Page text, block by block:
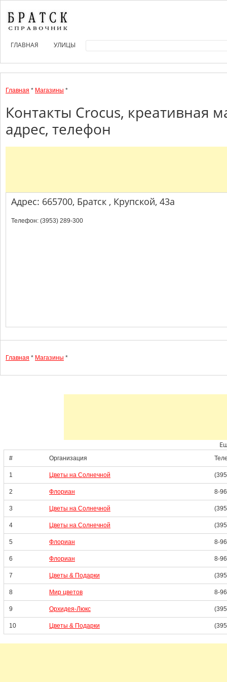
ГЛАВНАЯ УЛИЦЫ
Главная * Магазины *
Контакты Crocus, креативная
адрес, телефон
Адрес: 665700, Братск , Крупской, 43а
Телефон: (3953) 289-300
Главная * Магазины *
# Организация
1 Цветы на Солнечной
2 Флориан 8-
3 Цветы на Солнечной
4 Цветы на Солнечной
5 Флориан 8-
6 Флориан 8-
7 Цветы & Подарки
8 Мир цветов 8-
9 Орхидея-Люкс
10 Цветы & Подарки